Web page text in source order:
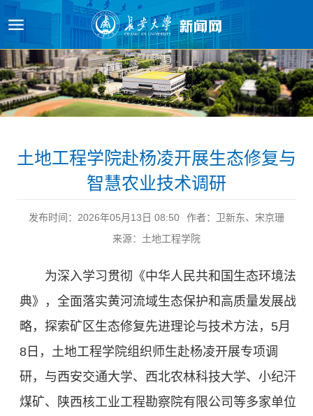
土地工程学院赴杨凌开展生态修复与
智慧农业技术调研
发布时间：2026年05月13日 08:50
作者：卫新东、宋京珊
来源：土地工程学院
为深入学习贯彻《中华人民共和国生态环境法
典》，全面落实黄河流域生态保护和高质量发展战
略，探索矿区生态修复先进理论与技术方法，5月
8日，土地工程学院组织师生赴杨凌开展专项调
研，与西安交通大学、西北农林科技大学、小纪汗
煤矿、陕西核工业工程勘察院有限公司等多家单位
原图